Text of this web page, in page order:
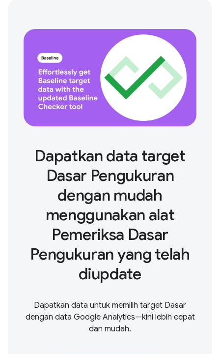
Dapatkan data target
Dasar Pengukuran
dengan mudah
menggunakan alat
Pemeriksa Dasar
Pengukuran yang telah
diupdate
Dapatkan data untuk memilih target Dasar
dengan data Google Analytics—kini lebih cepat
dan mudah.